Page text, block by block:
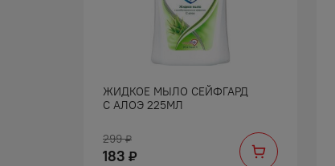
ЖИДКОЕ МЫЛО СЕЙФГАРД
С АЛОЭ 225МЛ
299 ₽
183 ₽